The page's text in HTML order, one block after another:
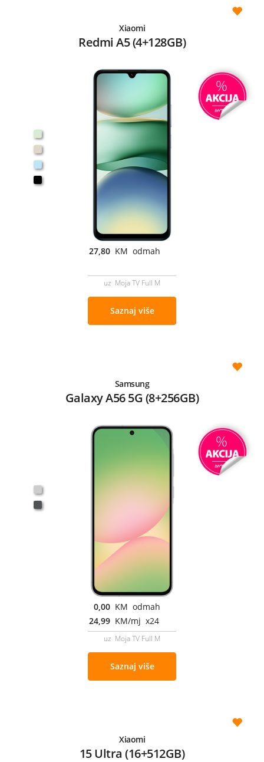
Xiaomi
Redmi A5 (4+128GB)
27,80 KM odmah
uz Moja TV Full M
Saznaj više
Samsung
Galaxy A56 5G (8+256GB)
0,00 KM odmah
24,99 KM/mj x24
uz Moja TV Full M
Saznaj više
Xiaomi
15 Ultra (16+512GB)